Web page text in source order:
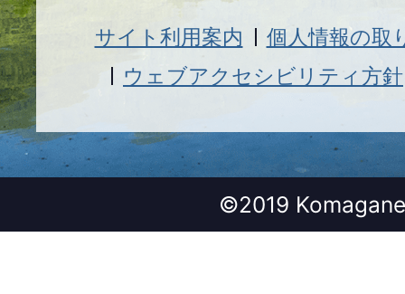
サイト利用案内
個人情報の取
ウェブアクセシビリティ方針
©2019